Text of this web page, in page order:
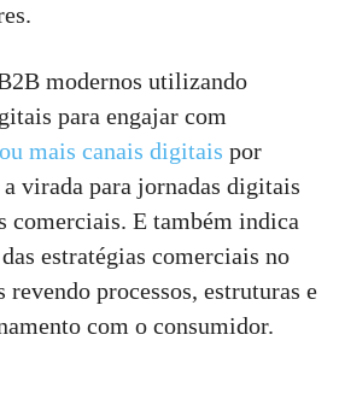
modernos utilizando
para engajar com
mais canais digitais por
virada para jornadas digitais
comerciais. E também indica
estratégias comerciais no
revendo processos, estruturas e
com o consumidor.